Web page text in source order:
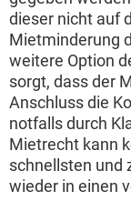
dieser nicht auf
Mietminderung
weitere Option
sorgt, dass der
Anschluss die
notfalls durch
Mietrecht kann
schnellsten und
wieder in einen